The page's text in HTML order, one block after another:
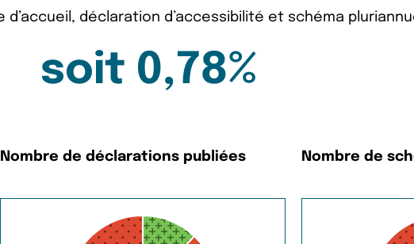
d’accueil, déclaration d’accessibilité et schéma
soit 0,78%
Nombre de déclarations publiées Nombre de